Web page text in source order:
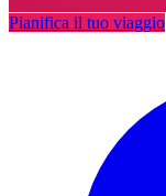
Pianifica il tuo viaggio